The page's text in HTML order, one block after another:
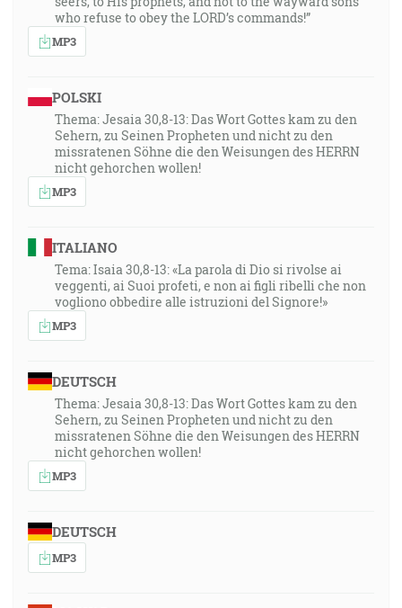
who refuse to obey the LORD’s commands!”
MP3
POLSKI
Thema: Jesaia 30,8-13: Das Wort Gottes kam zu den
Sehern, zu Seinen Propheten und nicht zu den
missratenen Söhne die den Weisungen des HERRN
nicht gehorchen wollen!
MP3
ITALIANO
Tema: Isaia 30,8-13: «La parola di Dio si rivolse ai
veggenti, ai Suoi profeti, e non ai figli ribelli che non
vogliono obbedire alle istruzioni del Signore!»
MP3
DEUTSCH
Thema: Jesaia 30,8-13: Das Wort Gottes kam zu den
Sehern, zu Seinen Propheten und nicht zu den
missratenen Söhne die den Weisungen des HERRN
nicht gehorchen wollen!
MP3
DEUTSCH
MP3